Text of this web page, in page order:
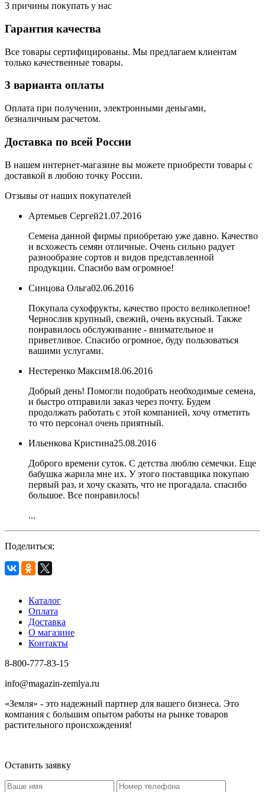
3 причины покупать у нас
Гарантия качества
Все товары сертифицированы. Мы предлагаем клиентам
только качественные товары.
3 варианта оплаты
Оплата при получении, электронными деньгами,
безналичным расчетом.
Доставка по всей России
В нашем интернет-магазине вы можете приобрести товары с
доставкой в любою точку России.
Отзывы от наших покупателей
Артемьев Сергей21.07.2016
Семена данной фирмы приобретаю уже давно. Качество
и всхожесть семян отличные. Очень сильно радует
разнообразие сортов и видов представленной
продукции. Спасибо вам огромное!
Синцова Ольга02.06.2016
Покупала сухофрукты, качество просто великолепное!
Чернослив крупный, свежий, очень вкусный. Также
понравилось обслуживание - внимательное и
приветливое. Спасибо огромное, буду пользоваться
вашими услугами.
Нестеренко Максим18.06.2016
Добрый день! Помогли подобрать необходимые семена,
и быстро отправили заказ через почту. Будем
продолжать работать с этой компанией, хочу отметить
то что персонал очень приятный.
Ильенкова Кристина25.08.2016
Доброго времени суток. С детства люблю семечки. Еще
бабушка жарила мне их. У этого поставщика покупаю
первый раз, и хочу сказать, что не прогадала. спасибо
большое. Все понравилось!
...
Поделиться:
Каталог
Оплата
Доставка
О магазине
Контакты
8-800-777-83-15
info@magazin-zemlya.ru
«Земля» - это надежный партнер для вашего бизнеса. Это
компания с большим опытом работы на рынке товаров
растительного происхождения!
Оставить заявку